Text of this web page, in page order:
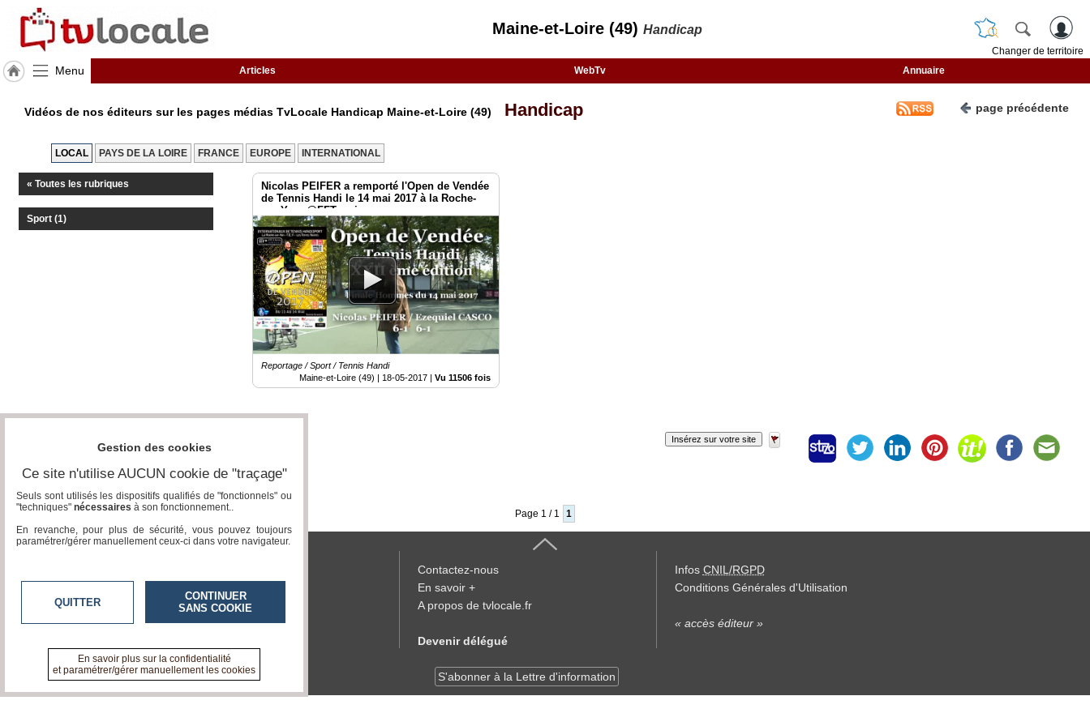
Maine-et-Loire (49) Handicap
Changer de territoire
Menu Articles WebTv Annuaire
Loire
(49)
Vidéos
groupe
Blogs
Inscription
Vidéos de nos éditeurs sur les pages médias TvLocale Handicap Maine-et-Loire (49) Handicap page précédente
LOCAL PAYS DE LA LOIRE FRANCE EUROPE INTERNATIONAL
« Toutes les rubriques
Sport (1)
Nicolas PEIFER a remporté l'Open de Vendée
de Tennis Handi le 14 mai 2017 à la Roche-
sur-Yon. @FFTennis
Reportage / Sport / Tennis Handi
Maine-et-Loire (49) | 18-05-2017 |Vu 11506 fois
Insérez sur votre site
Page 1 / 1 1
Contactez-nous
En savoir +
A propos de tvlocale.fr
Devenir délégué
S'abonner à la Lettre d'information
Infos CNIL/RGPD
Conditions Générales d'Utilisation
« accès éditeur »
Gestion des cookies
Ce site n'utilise AUCUN cookie de "traçage"
Seuls sont utilisés les dispositifs qualifiés de "fonctionnels" ou
"techniques" nécessaires à son fonctionnement..
En revanche, pour plus de sécurité, vous pouvez toujours
paramétrer/gérer manuellement ceux-ci dans votre navigateur.
QUITTER
CONTINUER
SANS COOKIE
En savoir plus sur la confidentialité
et paramétrer/gérer manuellement les cookies